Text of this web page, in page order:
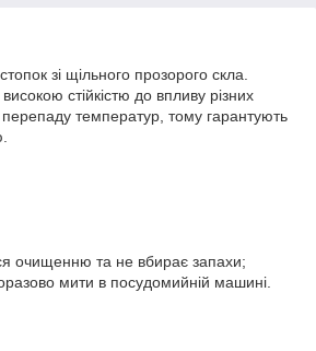
зі щільного прозорого скла.
стійкістю до впливу різних
перепаду температуp, тому гарантують
очищенню та не вбирає запахи;
мити в посудомийній машині.